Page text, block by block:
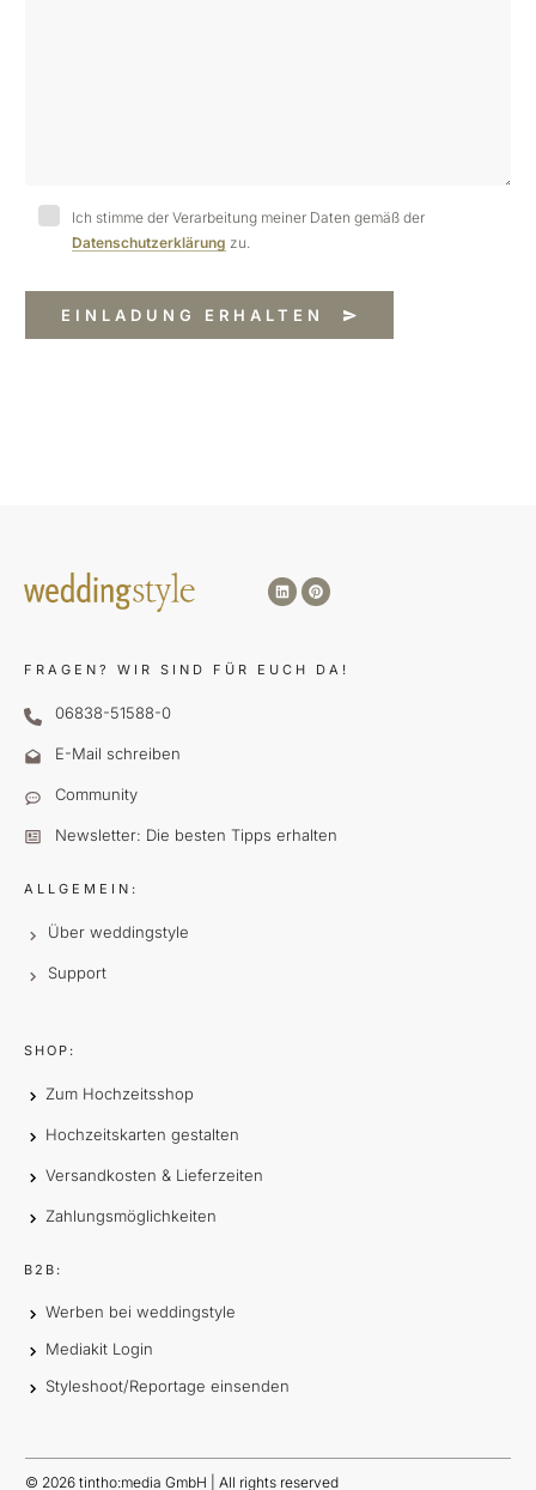
Ich stimme der Verarbeitung meiner Daten gemäß der
Datenschutzerklärung zu.
EINLADUNG ERHALTEN
FRAGEN? WIR SIND FÜR EUCH DA!
06838-51588-0
E-Mail schreiben
Community
Newsletter: Die besten Tipps erhalten
ALLGEMEIN:
Über weddingstyle
Support
SHOP:
Zum Hochzeitsshop
Hochzeitskarten gestalten
Versandkosten & Lieferzeiten
Zahlungsmöglichkeiten
B2B:
Werben bei weddingstyle
Mediakit Login
Styleshoot/Reportage einsenden
© 2026 tintho:media GmbH | All rights reserved